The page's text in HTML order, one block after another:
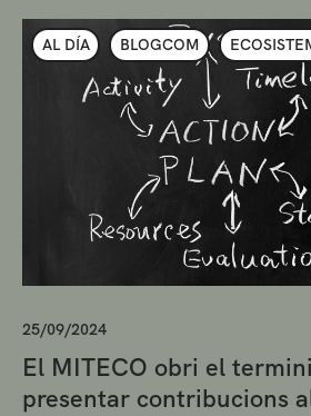
AL DÍA BLOGCOM
25/09/2024
El MITECO obri el
presentar contribucions